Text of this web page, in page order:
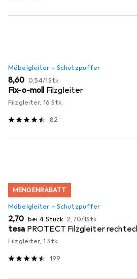
Möbelgleiter + Schutzpuffer
EUR
8,60 EUR
0,54/1Stk.
Fix-o-moll Filzgleiter
Filzgleiter, 16 Stk.
82
MENGENRABATT
Möbelgleiter + Schutzpuffer
EUR
2,70 bei 4 Stück EUR
2,70/1Stk.
tesa PROTECT Filzgleiter
Filzgleiter, 1 Stk.
199